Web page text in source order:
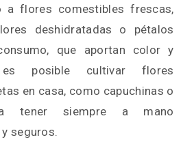
a flores comestibles frescas,
deshidratadas o pétalos
que aportan color y
es posible cultivar flores
en casa, como capuchinas o
tener siempre a mano
seguros.